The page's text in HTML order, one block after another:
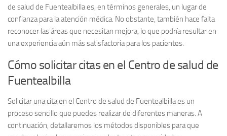
de salud de Fuentealbillaes, en términos generales, un lugar de
confianza para la atención médica. No obstante, también hace falta
reconocer las áreas que necesitan mejora, lo que podría resultar en
una experiencia aún más satisfactoria para los pacientes.
Cómo solicitar citas en el Centro de salud de
Fuentealbilla
Solicitar una cita en el Centro de salud de Fuentealbillaes un
proceso sencillo que puedes realizar de diferentes maneras. A
continuación, detallaremos los métodos disponibles para que